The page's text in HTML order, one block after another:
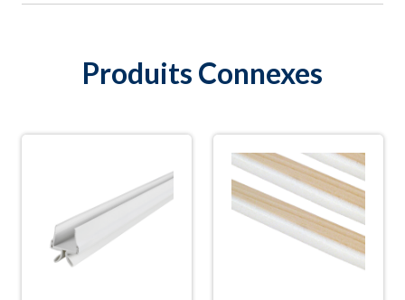
Produits Connexes